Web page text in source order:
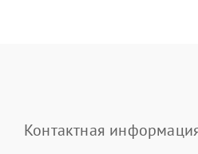
Контактная